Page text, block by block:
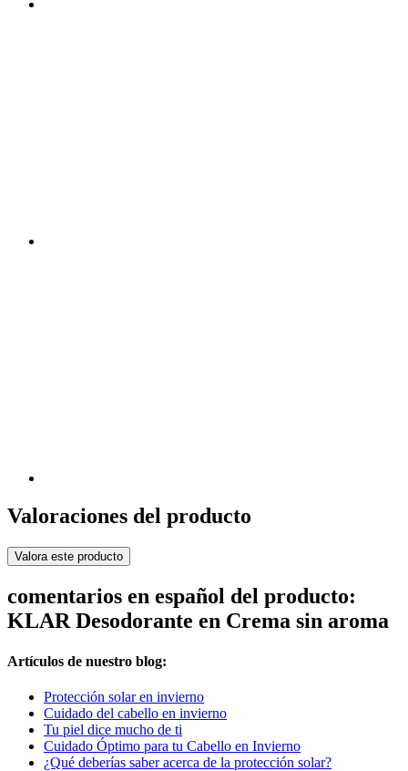
Valoraciones del producto
Valora este producto
comentarios en español del producto:
KLAR Desodorante en Crema sin aroma
Artículos de nuestro blog:
Protección solar en invierno
Cuidado del cabello en invierno
Tu piel dice mucho de ti
Cuidado Óptimo para tu Cabello en Invierno
¿Qué deberías saber acerca de la protección solar?